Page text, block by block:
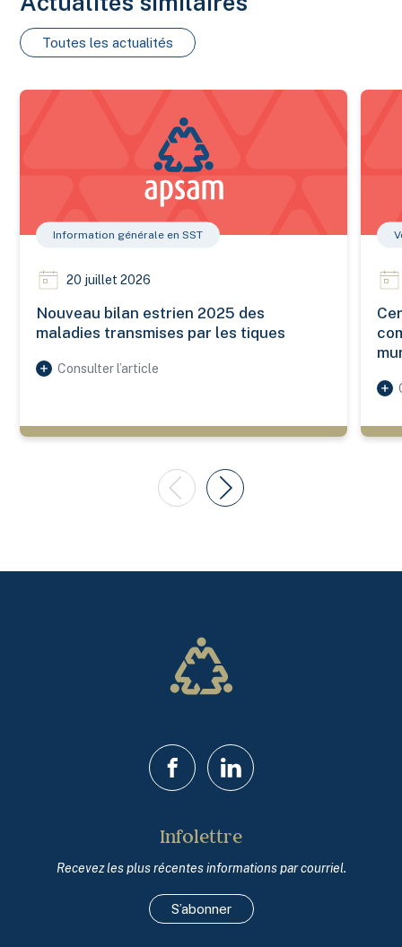
Toutes les actualités
Nouveau bilan estrien 2025 des maladies transmises par les
Information générale en SST
20 juillet 2026
Nouveau bilan estrien 2025 des
maladies transmises par les tiques
Consulter l’article
FacebookLinkedIn
Infolettre
Recevez les plus récentes informations par courriel.
S’abonner